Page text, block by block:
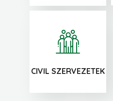
CIVIL SZERVEZETEK